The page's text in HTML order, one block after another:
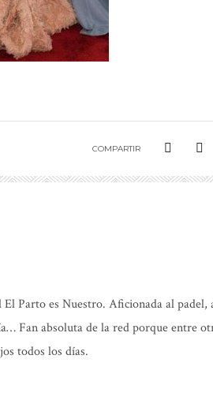
COMPARTIR
Parto es Nuestro. Aficionada al padel,
Fan absoluta de la red porque entre
todos los días.